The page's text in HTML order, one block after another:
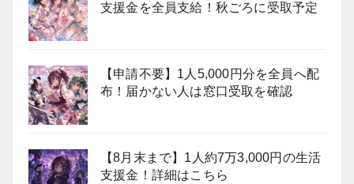
支援金を全員支給！秋ごろに受取予定
【申請不要】1人5,000円分を全員へ配
布！届かない人は窓口受取を確認
【8月末まで】1人約7万3,000円の生活
支援金！詳細はこちら